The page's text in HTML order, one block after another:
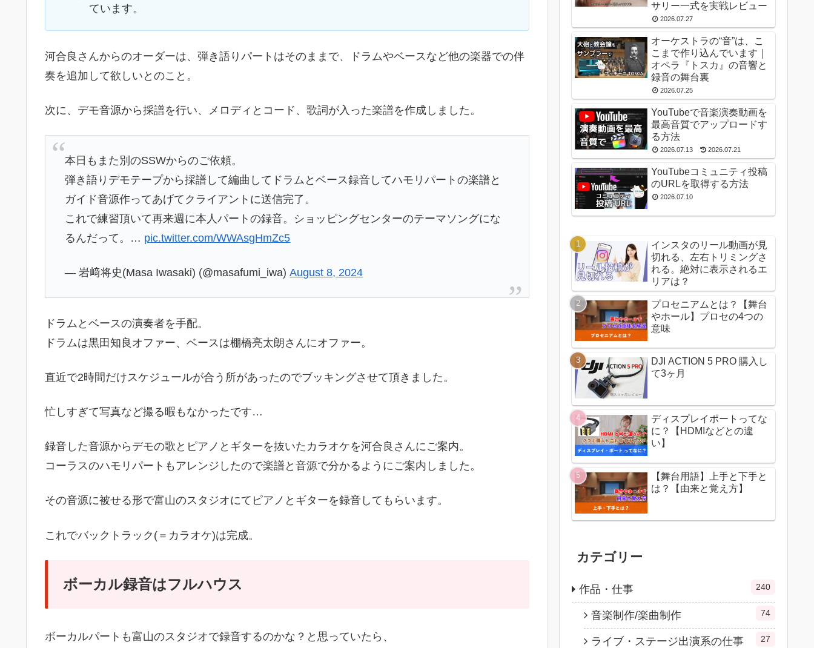
ています。
河合良さんからのオーダーは、弾き語りパートはそのままで、ドラムやベースなど他の楽器での伴
奏を追加して欲しいとのこと。
次に、デモ音源から採譜を行い、メロディとコード、歌詞が入った楽譜を作成しました。
本日もまた別のSSWからのご依頼。
弾き語りデモテープから採譜して編曲してドラムとベース録音してハモリパートの楽譜と
ガイド音源作ってあげてクライアントに送信完了。
これで練習頂いて再来週に本人パートの録音。ショッピングセンターのテーマソングにな
るんだって。… pic.twitter.com/WWAsgHmZc5
— 岩﨑将史(Masa Iwasaki) (@masafumi_iwa)August 8, 2024
ドラムとベースの演奏者を手配。
ドラムは黒田知良オファー、ベースは棚橋亮太朗さんにオファー。
直近で2時間だけスケジュールが合う所があったのでブッキングさせて頂きました。
忙しすぎて写真など撮る暇もなかったです…
録音した音源からデモの歌とピアノとギターを抜いたカラオケを河合良さんにご案内。
コーラスのハモリパートもアレンジしたので楽譜と音源で分かるようにご案内しました。
その音源に被せる形で富山のスタジオにてピアノとギターを録音してもらいます。
これでバックトラック(＝カラオケ)は完成。
ボーカル録音はフルハウス
ボーカルパートも富山のスタジオで録音するのかな？と思っていたら、
サリー一式を実戦レビュー
2026.07.27
オーケストラの“音”は、こ
こまで作り込んでいます｜
オペラ『トスカ』の音響と
録音の舞台裏
2026.07.25
YouTubeで音楽演奏動画を
最高音質でアップロードす
る方法
2026.07.13 2026.07.21
YouTubeコミュニティ投稿
のURLを取得する方法
2026.07.10
インスタのリール動画が見
切れる、左右トリミングさ
れる。絶対に表示されるエ
リアは？
プロセニアムとは？【舞台
やホール】プロセの4つの
意味
DJI ACTION 5 PRO 購入し
て3ヶ月
ディスプレイポートってな
に？【HDMIなどとの違
い】
【舞台用語】上手と下手と
は？【由来と覚え方】
カテゴリー
作品・仕事 240
音楽制作/楽曲制作 74
ライブ・ステージ出演系の仕事 27